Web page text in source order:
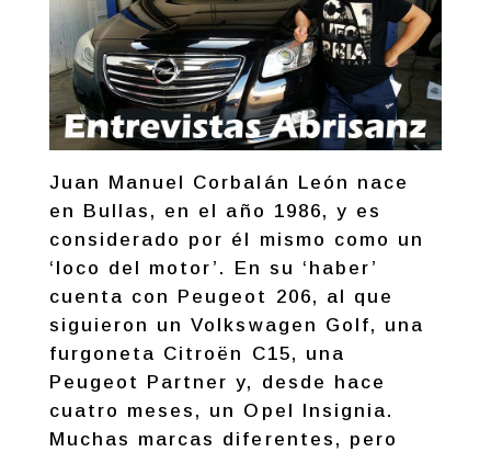
Juan Manuel Corbalán León nace
en Bullas, en el año 1986, y es
considerado por él mismo como un
‘loco del motor’. En su ‘haber’
cuenta con Peugeot 206, al que
siguieron un Volkswagen Golf, una
furgoneta Citroën C15, una
Peugeot Partner y, desde hace
cuatro meses, un Opel Insignia.
Muchas marcas diferentes, pero